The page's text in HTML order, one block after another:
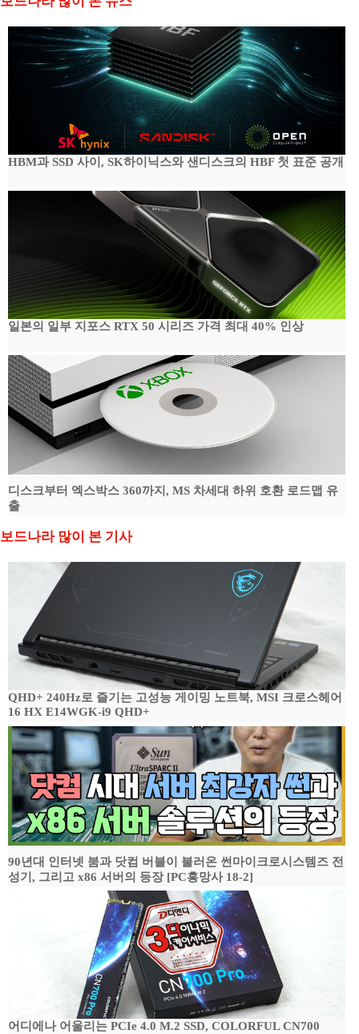
HBM과 SSD 사이, SK하이닉스와 샌디스크의 HBF 첫 표준 공개
일본의 일부 지포스 RTX 50 시리즈 가격 최대 40% 인상
디스크부터 엑스박스 360까지, MS 차세대 하위 호환 로드맵 유
출
보드나라 많이 본 기사
QHD+ 240Hz로 즐기는 고성능 게이밍 노트북, MSI 크로스헤어
16 HX E14WGK-i9 QHD+
90년대 인터넷 붐과 닷컴 버블이 불러온 썬마이크로시스템즈 전
성기, 그리고 x86 서버의 등장 [PC흥망사 18-2]
어디에나 어울리는 PCIe 4.0 M.2 SSD, COLORFUL CN700